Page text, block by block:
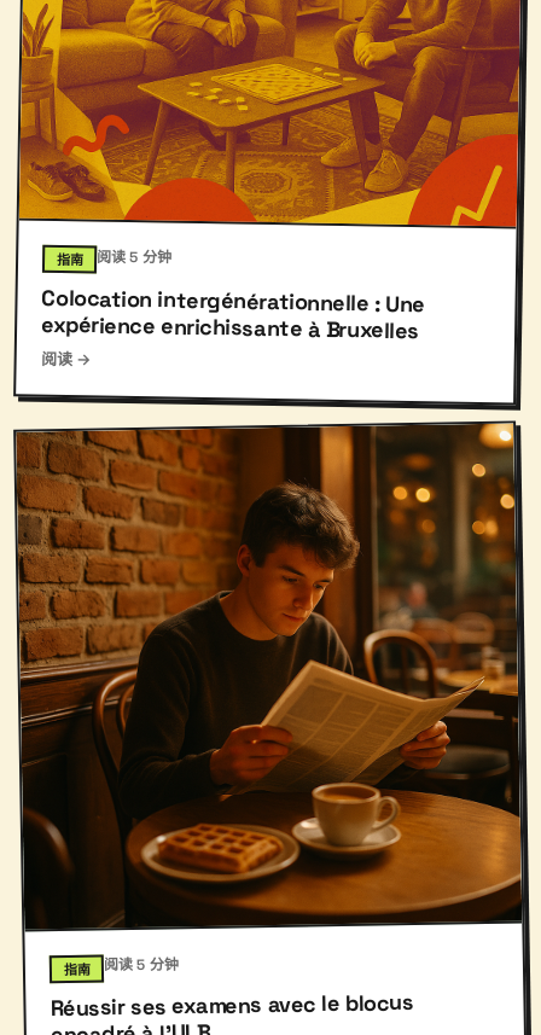
指南 阅读 5 分钟
Colocation intergénérationnelle : Une
expérience enrichissante à Bruxelles
阅读 →
指南 阅读 5 分钟
Réussir ses examens avec le blocus